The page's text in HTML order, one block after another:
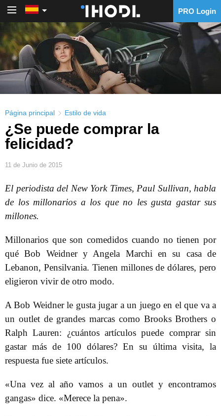
PRO Login
Página principal Estilo de vida
¿Se puede comprar la
felicidad?
11 de Junio de 2015
El periodista del New York Times, Paul Sullivan, habla
de los millonarios a los que no les gusta gastar sus
millones.
Millonarios que son comedidos cuando no tienen por
qué Bob Weidner y Angela Marchi en su casa de
Lebanon, Pensilvania. Tienen millones de dólares, pero
eligieron vivir de otro modo.
A Bob Weidner le gusta jugar a un juego en el que va a
un outlet de grandes marcas como Brooks Brothers o
Ralph Lauren: ¿cuántos artículos puede comprar sin
gastar más de 100 dólares? En su última visita, la
respuesta fue siete artículos.
«Una vez al año vamos a un outlet y encontramos
gangas» dice. «Merece la pena».